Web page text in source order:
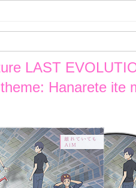
LAST
Hanarete ite